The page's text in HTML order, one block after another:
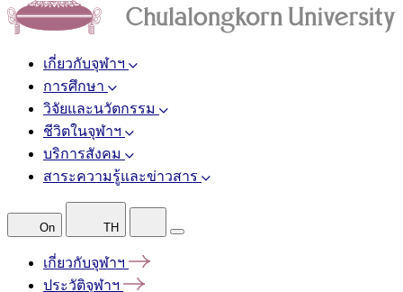
เกี่ยวกับจุฬาฯ
การศึกษา
วิจัยและนวัตกรรม
ชีวิตในจุฬาฯ
บริการสังคม
สาระความรู้และข่าวสาร
On TH
เกี่ยวกับจุฬาฯ
ประวัติจุฬาฯ